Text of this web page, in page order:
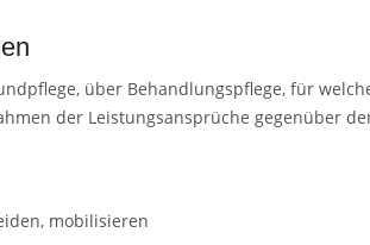
über Behandlungspflege, für
der Leistungsansprüche gegenüber
mobilisieren